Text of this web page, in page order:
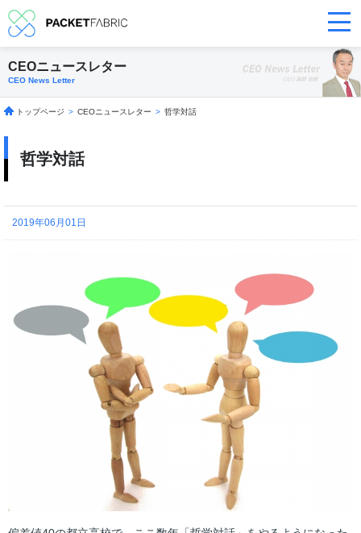
CEOニュースレター
CEO News Letter
トップページ > CEOニュースレター > 哲学対話
哲学対話
2019年06月01日